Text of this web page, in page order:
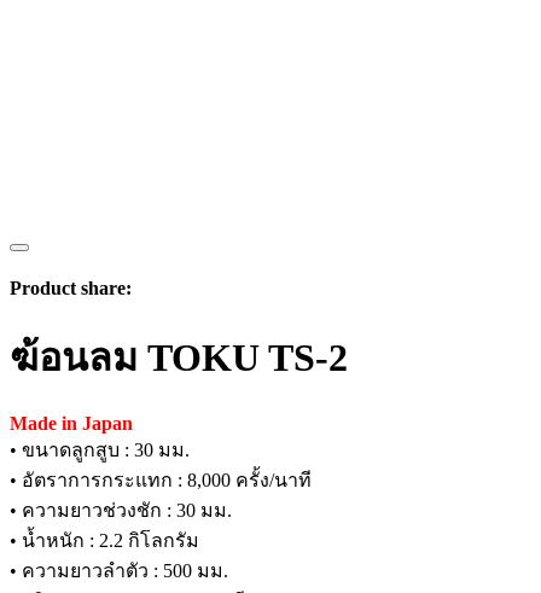
Product share:
ฆ้อนลม TOKU TS-2
Made in Japan
• ขนาดลูกสูบ : 30 มม.
• อัตราการกระแทก : 8,000 ครั้ง/นาที
• ความยาวช่วงชัก : 30 มม.
• น้ำหนัก : 2.2 กิโลกรัม
• ความยาวลำตัว : 500 มม.